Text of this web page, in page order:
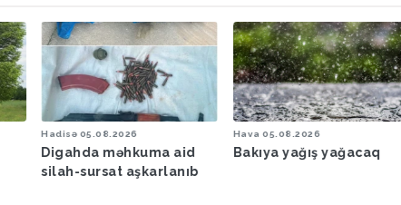
Hadisə 05.08.2026
Digahda məhkuma aid
silah-sursat aşkarlanıb
Hava 05.08.2026
Bakıya yağış yağacaq